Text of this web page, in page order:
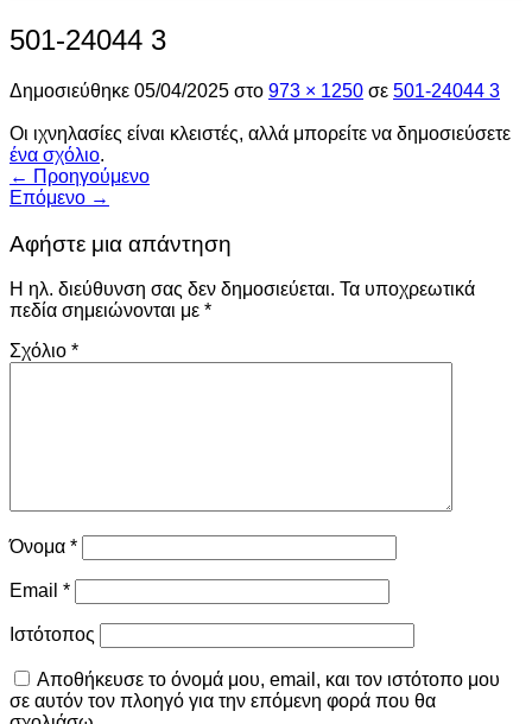
501-24044 3
Δημοσιεύθηκε 05/04/2025 στο 973 × 1250 σε 501-24044 3
Οι ιχνηλασίες είναι κλειστές, αλλά μπορείτε να δημοσιεύσετε
ένα σχόλιο.
← Προηγούμενο
Επόμενο →
Αφήστε μια απάντηση
Η ηλ. διεύθυνση σας δεν δημοσιεύεται. Τα υποχρεωτικά
πεδία σημειώνονται με *
Σχόλιο *
Όνομα *
Email *
Ιστότοπος
Αποθήκευσε το όνομά μου, email, και τον ιστότοπο μου
σε αυτόν τον πλοηγό για την επόμενη φορά που θα